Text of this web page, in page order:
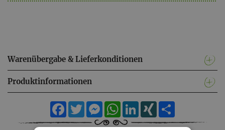
Warenübergabe & Lieferkonditionen
Produktinformationen
FacebookTwitterMessengerWhatsApp
LinkedIn
XING